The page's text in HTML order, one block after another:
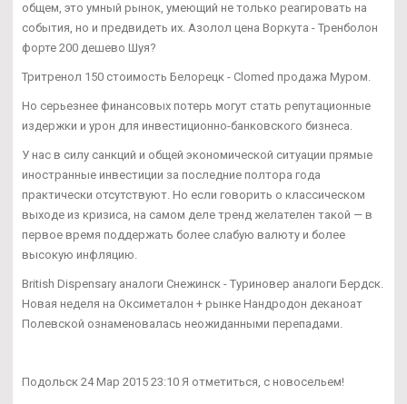
общем, это умный рынок, умеющий не только реагировать на
события, но и предвидеть их. Азолол цена Воркута - Тренболон
форте 200 дешево Шуя?
Тритренол 150 стоимость Белорецк - Clomed продажа Муром.
Но серьезнее финансовых потерь могут стать репутационные
издержки и урон для инвестиционно-банковского бизнеса.
У нас в силу санкций и общей экономической ситуации прямые
иностранные инвестиции за последние полтора года
практически отсутствуют. Но если говорить о классическом
выходе из кризиса, на самом деле тренд желателен такой — в
первое время поддержать более слабую валюту и более
высокую инфляцию.
British Dispensary аналоги Снежинск - Туриновер аналоги Бердск.
Новая неделя на Оксиметалон + рынке Нандродон деканоат
Полевской ознаменовалась неожиданными перепадами.
Подольск 24 Мар 2015 23:10 Я отметиться, с новосельем!